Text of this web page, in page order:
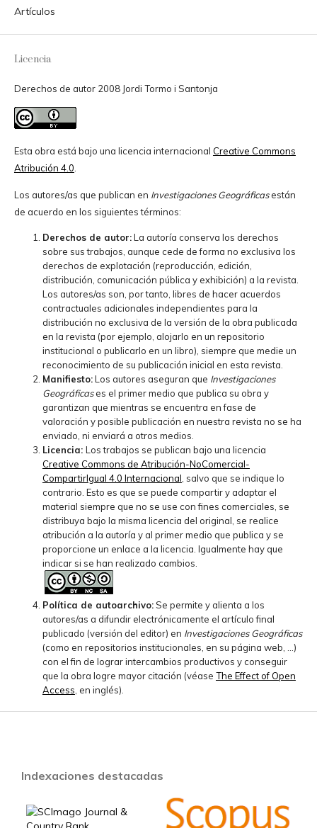
Artículos
Licencia
Derechos de autor 2008 Jordi Tormo i Santonja
Esta obra está bajo una licencia internacional Creative Commons
Atribución 4.0
Los autores/as que publican en Investigaciones Geográficasestán
de acuerdo en los siguientes términos:
Derechos de autor:La autoría conserva los derechos
sobre sus trabajos, aunque cede de forma no exclusiva los
derechos de explotación (reproducción, edición,
distribución, comunicación pública y exhibición) a la revista.
Los autores/as son, por tanto, libres de hacer acuerdos
contractuales adicionales independientes para la
distribución no exclusiva de la versión de la obra publicada
en la revista (por ejemplo, alojarlo en un repositorio
institucional o publicarlo en un libro), siempre que medie un
reconocimiento de su publicación inicial en esta revista.
Manifiesto:Los autores aseguran que Investigaciones
Geográficases el primer medio que publica su obra y
garantizan que mientras se encuentra en fase de
valoración y posible publicación en nuestra revista no se ha
enviado, ni enviará a otros medios.
Licencia: Los trabajos se publican bajo una licencia
Creative Commons de Atribución-NoComercial-
CompartirIgual 4.0 Internacional , salvo que se indique lo
contrario. Esto es que se puede compartir y adaptar el
material siempre que no se use con fines comerciales, se
distribuya bajo la misma licencia del original, se realice
atribución a la autoría y al primer medio que publica y se
proporcione un enlace a la licencia. Igualmente hay que
indicar si se han realizado cambios.
Política de autoarchivo:Se permite y alienta a los
autores/as a difundir electrónicamente el artículo final
publicado (versión del editor) en Investigaciones Geográficas
(como en repositorios institucionales, en su página web, ...)
con el fin de lograr intercambios productivos y conseguir
que la obra logre mayor citación (véase The Effect of Open
Access , en inglés).
Indexaciones destacadas